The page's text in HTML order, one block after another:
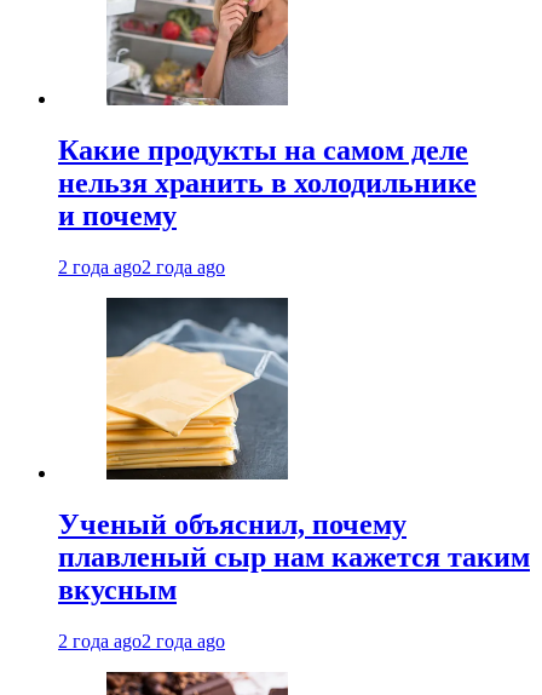
Какие продукты на самом деле
нельзя хранить в холодильнике
и почему
2 года ago2 года ago
Ученый объяснил, почему
плавленый сыр нам кажется таким
вкусным
2 года ago2 года ago